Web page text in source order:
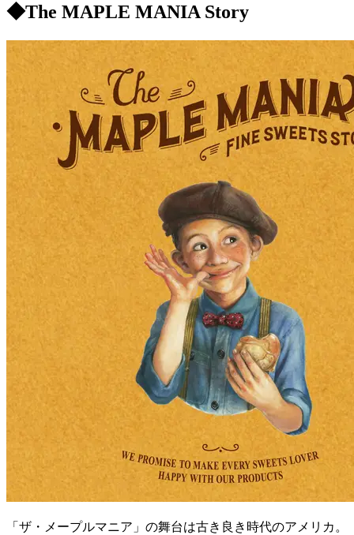
◆The MAPLE MANIA Story
「ザ・メープルマニア」の舞台は古き良き時代のアメリカ。